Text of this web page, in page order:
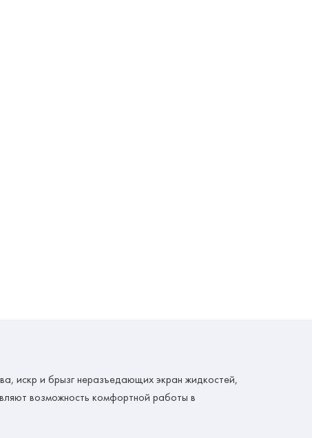
искр и брызг неразъедающих экран жидкостей,
возможность комфортной работы в